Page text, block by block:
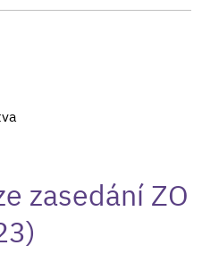
zasedání ZO